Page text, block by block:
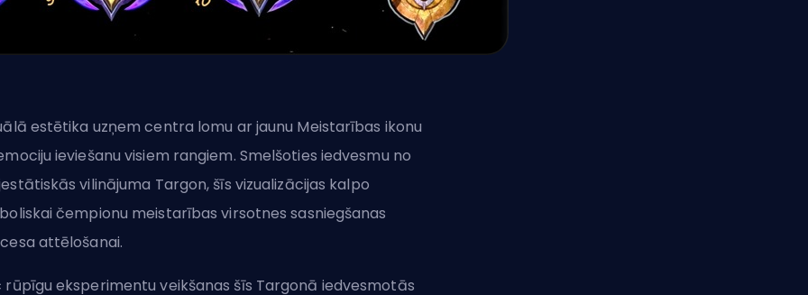
estētika uzņem centra lomu ar jaunu Meistarības ikonu
ieviešanu visiem rangiem. Smelšoties iedvesmu no
vilinājuma Targon, šīs vizualizācijas kalpo
čempionu meistarības virsotnes sasniegšanas
attēlošanai.
rūpīgu eksperimentu veikšanas šīs Targonā iedvesmotās